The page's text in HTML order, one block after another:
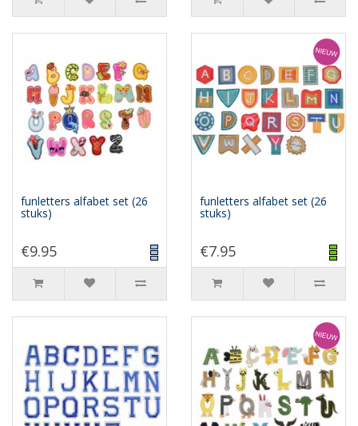
funletters alfabet set (26
stuks)
€9.95
funletters alfabet set (26
stuks)
€7.95